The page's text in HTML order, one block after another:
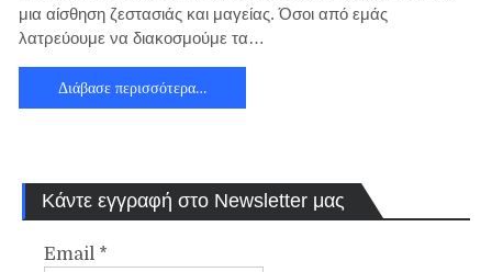
μια αίσθηση ζεστασιάς και μαγείας. Όσοι από εμάς
λατρεύουμε να διακοσμούμε τα…
Διάβασε περισσότερα…
Κάντε εγγραφή στο Newsletter μας
Email *